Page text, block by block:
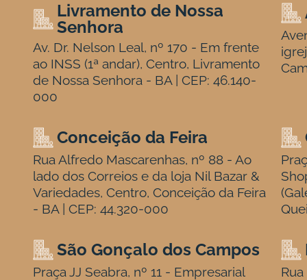
Livramento de Nossa
Senhora
Av. Dr. Nelson Leal, nº 170 - Em frente
ao INSS (1ª andar), Centro, Livramento
de Nossa Senhora - BA | CEP: 46.140-
000
Conceição da Feira
Rua Alfredo Mascarenhas, nº 88 - Ao
lado dos Correios e da loja Nil Bazar &
Variedades, Centro, Conceição da Feira
- BA | CEP: 44.320-000
São Gonçalo dos Campos
Praça JJ Seabra, nº 11 - Empresarial